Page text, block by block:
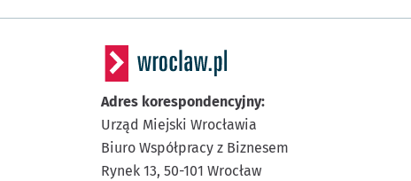
Adres korespondencyjny:
Urząd Miejski Wrocławia
Biuro Współpracy z Biznesem
Rynek 13, 50-101 Wrocław